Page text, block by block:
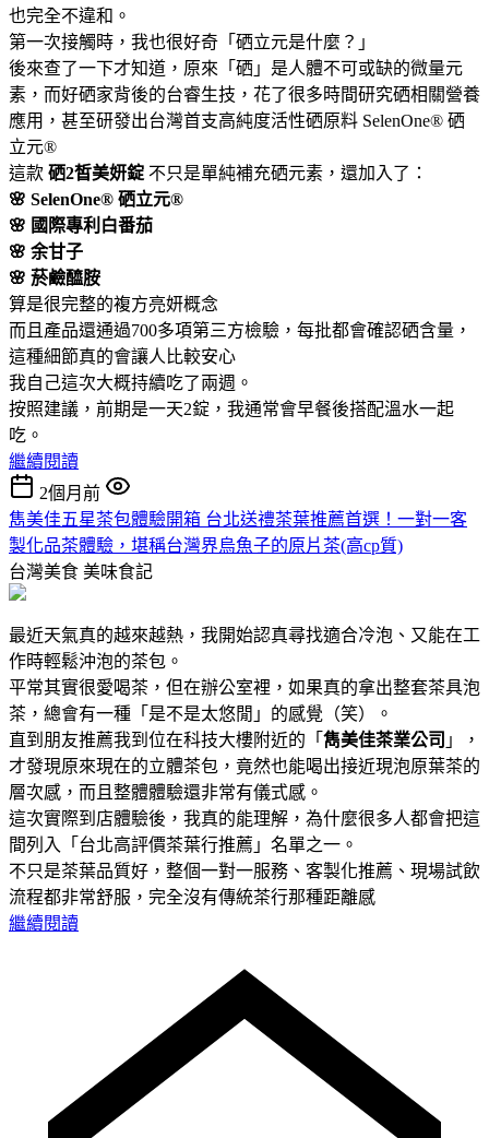
也完全不違和。
第一次接觸時，我也很好奇「硒立元是什麼？」
後來查了一下才知道，原來「硒」是人體不可或缺的微量元
素，而好硒家背後的台睿生技，花了很多時間研究硒相關營養
應用，甚至研發出台灣首支高純度活性硒原料 SelenOne® 硒
立元®
這款 硒2皙美妍錠 不只是單純補充硒元素，還加入了：
🌸 SelenOne® 硒立元®
🌸 國際專利白番茄
🌸 余甘子
🌸 菸鹼醯胺
算是很完整的複方亮妍概念
而且產品還通過700多項第三方檢驗，每批都會確認硒含量，
這種細節真的會讓人比較安心
我自己這次大概持續吃了兩週。
按照建議，前期是一天2錠，我通常會早餐後搭配溫水一起
吃。
繼續閱讀
2個月前
雋美佳五星茶包體驗開箱 台北送禮茶葉推薦首選！一對一客
製化品茶體驗，堪稱台灣界烏魚子的原片茶(高cp質)
台灣美食 美味食記
最近天氣真的越來越熱，我開始認真尋找適合冷泡、又能在工
作時輕鬆沖泡的茶包。
平常其實很愛喝茶，但在辦公室裡，如果真的拿出整套茶具泡
茶，總會有一種「是不是太悠閒」的感覺（笑）。
直到朋友推薦我到位在科技大樓附近的「 雋美佳茶業公司 」，
才發現原來現在的立體茶包，竟然也能喝出接近現泡原葉茶的
層次感，而且整體體驗還非常有儀式感。
這次實際到店體驗後，我真的能理解，為什麼很多人都會把這
間列入「台北高評價茶葉行推薦」名單之一。
不只是茶葉品質好，整個一對一服務、客製化推薦、現場試飲
流程都非常舒服，完全沒有傳統茶行那種距離感
繼續閱讀